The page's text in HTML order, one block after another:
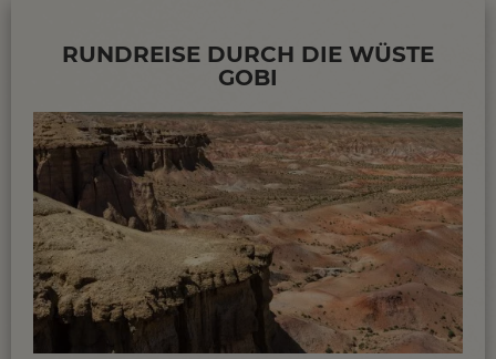
Allgemeine Infos und Tipps zu unseren Reisen in der
RUNDREISE DURCH DIE WÜSTE
GOBI